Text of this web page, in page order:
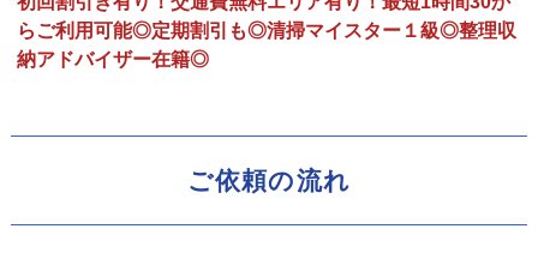
らご利用可能◎定期割引も◎清掃マイスター１級◎整理収
納アドバイザー在籍◎
ご依頼の流れ